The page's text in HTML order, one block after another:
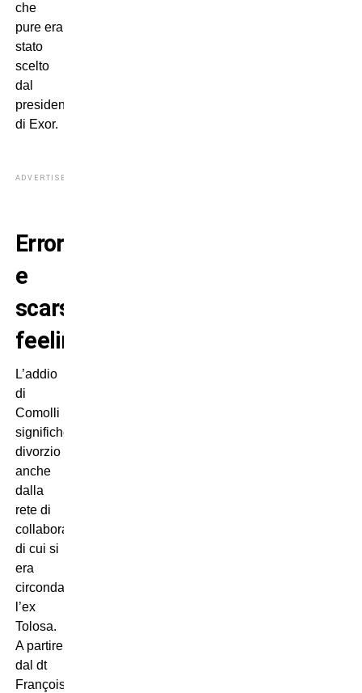
che
pure era
stato
scelto
dal
presidente
di Exor.
ADVERTISEMENT
Errori
e
scarso
feeling
L’addio
di
Comolli
significherebbe
divorzio
anche
dalla
rete di
collaboratori
di cui si
era
circondato
l’ex
Tolosa.
A partire
dal dt
François